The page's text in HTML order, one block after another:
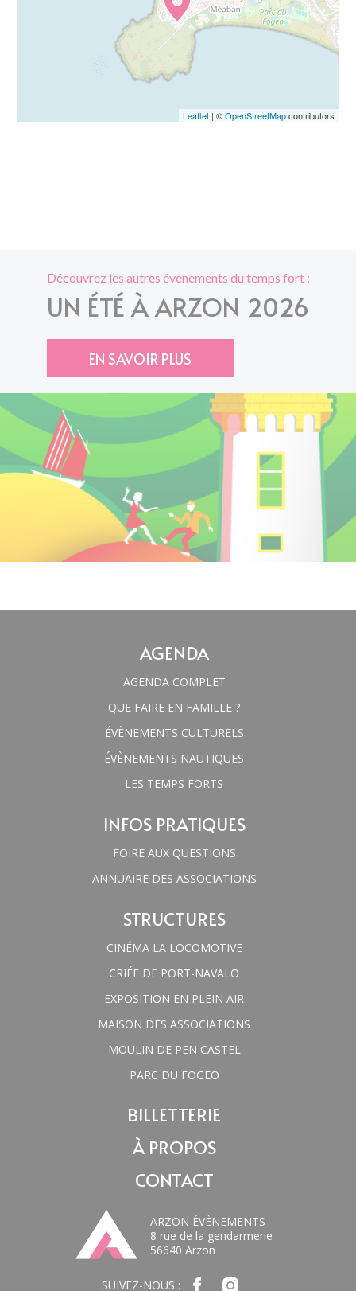
Leaflet| ©OpenStreetMapcontributors
Découvrez les autres événements du temps fort :
UN ÉTÉ À ARZON 2026
EN SAVOIR PLUS
AGENDA
AGENDA COMPLET
QUE FAIRE EN FAMILLE ?
ÉVÈNEMENTS CULTURELS
ÉVÈNEMENTS NAUTIQUES
LES TEMPS FORTS
INFOS PRATIQUES
FOIRE AUX QUESTIONS
ANNUAIRE DES ASSOCIATIONS
STRUCTURES
CINÉMA LA LOCOMOTIVE
CRIÉE DE PORT-NAVALO
EXPOSITION EN PLEIN AIR
MAISON DES ASSOCIATIONS
MOULIN DE PEN CASTEL
PARC DU FOGEO
BILLETTERIE
À PROPOS
CONTACT
ARZON ÉVÈNEMENTS
8 rue de la gendarmerie
56640 Arzon
SUIVEZ-NOUS :